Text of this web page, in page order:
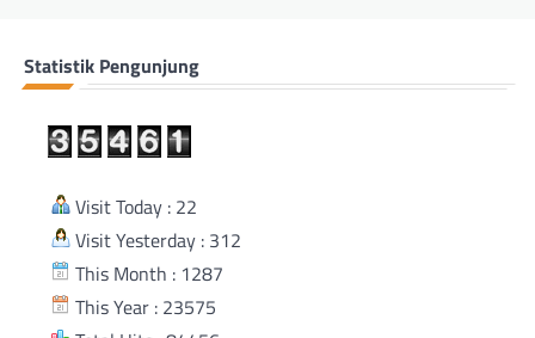
Statistik Pengunjung
Visit Today : 22
Visit Yesterday : 312
This Month : 1287
This Year : 23575